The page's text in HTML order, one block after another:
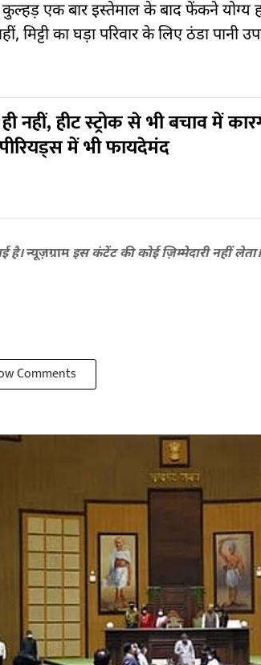
एक बार इस्तेमाल के बाद फेंकने योग्य
मिट्टी का घड़ा परिवार के लिए ठंडा पानी
नहीं, हीट स्ट्रोक से भी बचाव में
में भी फायदेमंद
है।न्यूज़ग्रामइस कंटेंट की कोई ज़िम्मेदारी नहीं
Comments